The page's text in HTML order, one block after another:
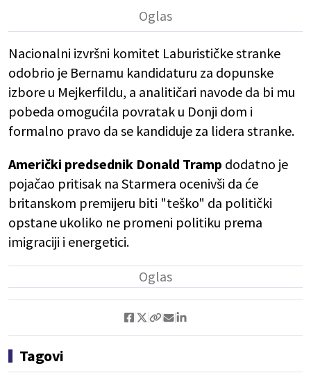
Nacionalni izvršni komitet Laburističke stranke
odobrio je Bernamu kandidaturu za dopunske
izbore u Mejkerfildu, a analitičari navode da bi mu
pobeda omogućila povratak u Donji dom i
formalno pravo da se kandiduje za lidera stranke.
Američki predsednik Donald Tramp dodatno je
pojačao pritisak na Starmera ocenivši da će
britanskom premijeru biti "teško" da politički
opstane ukoliko ne promeni politiku prema
imigraciji i energetici.
Tagovi